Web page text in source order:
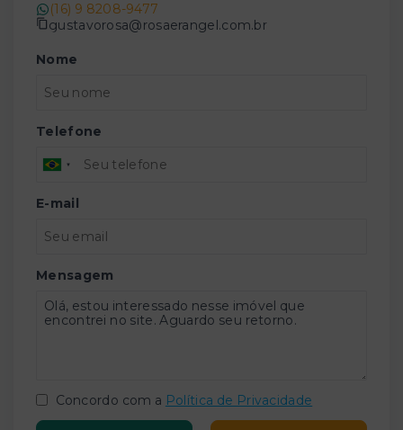
(16) 9 8208-9477
gustavorosa@rosaerangel.com.br
Nome
Telefone
E-mail
Mensagem
Concordo com a Política de Privacidade